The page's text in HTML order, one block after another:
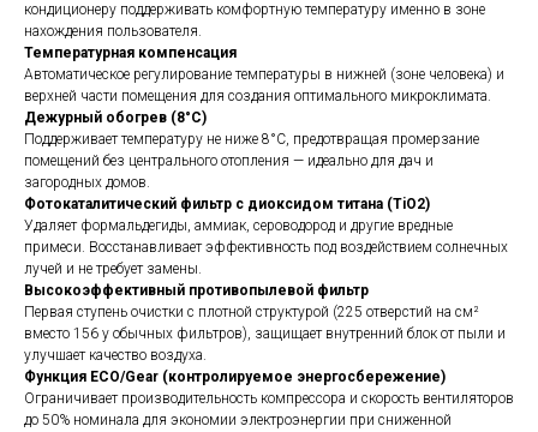
кондиционеру поддерживать комфортную температуру именно в зоне
нахождения пользователя.
Температурная компенсация
Автоматическое регулирование температуры в нижней (зоне человека) и
верхней части помещения для создания оптимального микроклимата.
Дежурный обогрев (8°C)
Поддерживает температуру не ниже 8°C, предотвращая промерзание
помещений без центрального отопления — идеально для дач и
загородных домов.
Фотокаталитический фильтр с диоксидом титана (TiO2)
Удаляет формальдегиды, аммиак, сероводород и другие вредные
примеси. Восстанавливает эффективность под воздействием солнечных
лучей и не требует замены.
Высокоэффективный противопылевой фильтр
Первая ступень очистки с плотной структурой (225 отверстий на см²
вместо 156 у обычных фильтров), защищает внутренний блок от пыли и
улучшает качество воздуха.
Функция ECO/Gear (контролируемое энергосбережение)
Ограничивает производительность компрессора и скорость вентиляторов
до 50% номинала для экономии электроэнергии при сниженной